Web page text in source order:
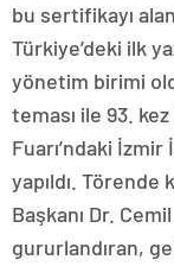
bu sertifikayı
Türkiye’deki ilk
yönetim birimi
teması ile 93.
Fuarı’ndaki
yapıldı.
Başkanı Dr.
gururlandıran,